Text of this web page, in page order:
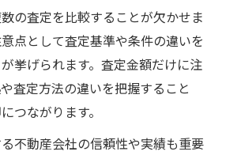
の査定を比較することが欠かせま
点として査定基準や条件の違いを
挙げられます。査定金額だけに注
査定方法の違いを把握すること
つながります。
不動産会社の信頼性や実績も重要